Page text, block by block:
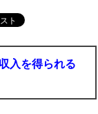
入を得られる